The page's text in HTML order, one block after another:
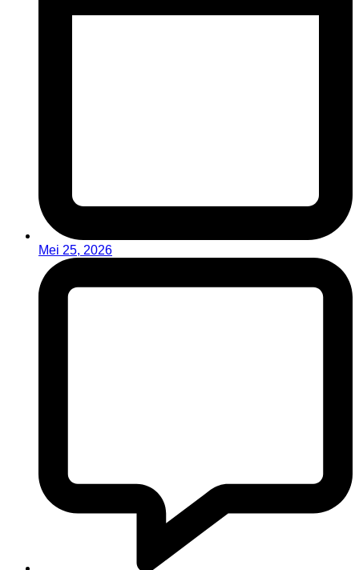
Mei 25, 2026